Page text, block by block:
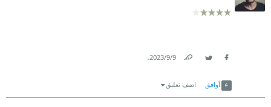
9‏/9‏/2023
.
أوافق اضف تعليق